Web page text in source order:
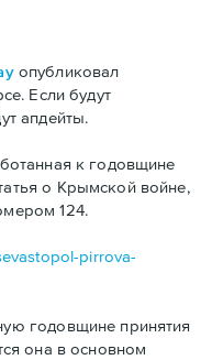
опубликовал
Если будут
апдейты.
к годовщине
о Крымской войне,
124.
pirrova-
годовщине принятия
она в основном